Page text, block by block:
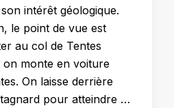
intérêt géologique.
le point de vue est
au col de Tentes
on monte en voiture
On laisse derrière
pour atteindre …